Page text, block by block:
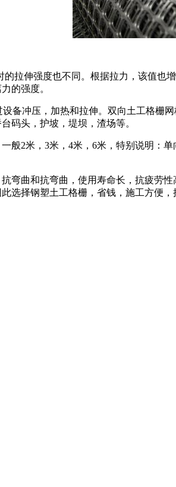
强度也不同。根据拉力，该值
强度。
压，加热和拉伸。双向土工格
，护坡，堤坝，渣场等。
般2米，3米，4米，6米，特别
抗弯曲和抗弯曲，使用寿命长，抗
择钢塑土工格栅，省钱，施工方便，接